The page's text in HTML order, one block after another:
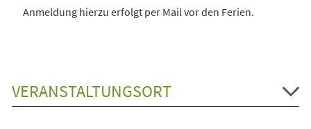
Anmeldung hierzu erfolgt per Mail vor den Ferien.
VERANSTALTUNGSORT